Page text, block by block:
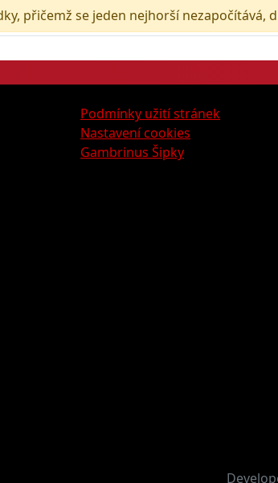
přičemž se jeden nejhorší nezapočítává,
Podmínky užití stránek
Nastavení cookies
Gambrinus Šipky